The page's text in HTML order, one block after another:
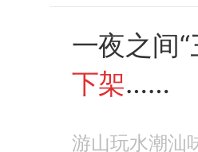
一夜之间
下架……
游山玩水潮汕